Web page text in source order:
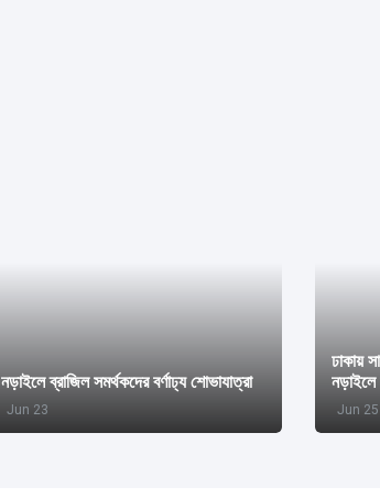
নড়াইলে ব্রাজিল সমর্থকদের বর্ণাঢ্য শোভাযাত্রা
Jun 23
ঢাকায়
নড়াইলে
Jun 25